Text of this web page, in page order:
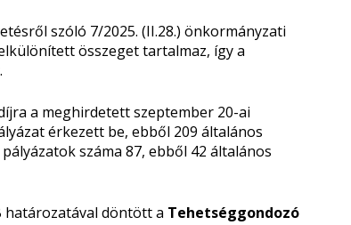
szóló 7/2025. (II.28.) önkormányzati
összeget tartalmaz, így a
a meghirdetett szeptember 20-ai
érkezett be, ebből 209 általános
száma 87, ebből 42 általános
határozatával döntött a Tehetséggondozó